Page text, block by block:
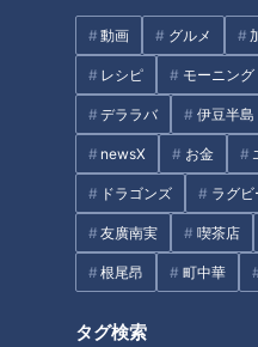
動画 グルメ
レシピ モーニング
デララバ 伊豆半島
newsX お金
ドラゴンズ ラグビ
友廣南実 喫茶店
根尾昂 町中華
タグ検索
「太田×石井のデララバトーク
ライブ」第4弾が8/19(水)に開催
決定！～チケット販売は7月22
日(水) 午前10時より開始～
PR TIMES
オススメ関連コンテンツ